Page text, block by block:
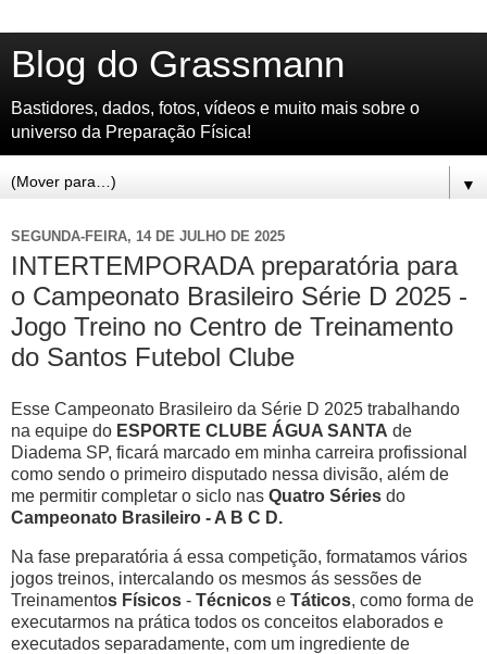
Blog do Grassmann
Bastidores, dados, fotos, vídeos e muito mais sobre o
universo da Preparação Física!
▼
SEGUNDA-FEIRA, 14 DE JULHO DE 2025
INTERTEMPORADA preparatória para
o Campeonato Brasileiro Série D 2025 -
Jogo Treino no Centro de Treinamento
do Santos Futebol Clube
Esse Campeonato Brasileiro da Série D 2025 trabalhando
na equipe do ESPORTE CLUBE ÁGUA SANTA de
Diadema SP, ficará marcado em minha carreira profissional
como sendo o primeiro disputado nessa divisão, além de
me permitir completar o siclo nas Quatro Séries do
Campeonato Brasileiro - A B C D.
Na fase preparatória á essa competição, formatamos vários
jogos treinos, intercalando os mesmos ás sessões de
Treinamentos Físicos - Técnicos e Táticos, como forma de
executarmos na prática todos os conceitos elaborados e
executados separadamente, com um ingrediente de